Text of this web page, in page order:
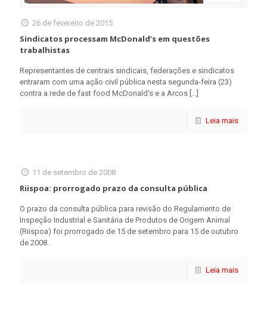
26 de fevereiro de 2015
Sindicatos processam McDonald’s em questões
trabalhistas
Representantes de centrais sindicais, federações e sindicatos
entraram com uma ação civil pública nesta segunda-feira (23)
contra a rede de fast food McDonald’s e a Arcos […]
Leia mais
11 de setembro de 2008
Riispoa: prorrogado prazo da consulta pública
O prazo da consulta pública para revisão do Regulamento de
Inspeção Industrial e Sanitária de Produtos de Origem Animal
(Riispoa) foi prorrogado de 15 de setembro para 15 de outubro
de 2008.
Leia mais